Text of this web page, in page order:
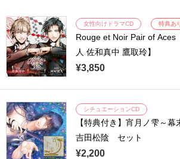
女性向けドラマCD 特典あ
Rouge et Noir Pair of Aces
人 佐和真中 鷹取玲】
¥3,850
シチュエーションCD
【特典付き】宵月ノ雫～
吉田松陰 セット
¥2,200